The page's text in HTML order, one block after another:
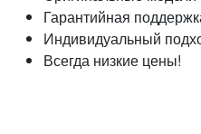
Гарантийная
Индивидуальный
Всегда низкие цены!